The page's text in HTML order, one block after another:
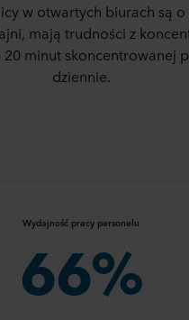
w otwartych biurach są o
mają trudności z
minut skoncentrowanej
dziennie.
Wydajność pracy personelu
66%